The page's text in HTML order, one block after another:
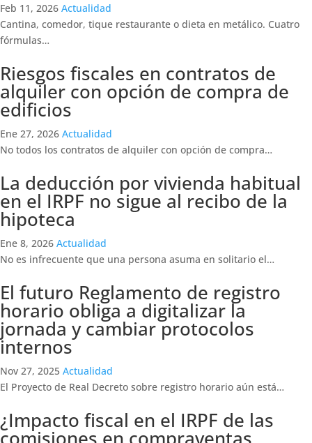
Feb 11, 2026 Actualidad
Cantina, comedor, tique restaurante o dieta en metálico. Cuatro
fórmulas…
Riesgos fiscales en contratos de
alquiler con opción de compra de
edificios
Ene 27, 2026 Actualidad
No todos los contratos de alquiler con opción de compra…
La deducción por vivienda habitual
en el IRPF no sigue al recibo de la
hipoteca
Ene 8, 2026 Actualidad
No es infrecuente que una persona asuma en solitario el…
El futuro Reglamento de registro
horario obliga a digitalizar la
jornada y cambiar protocolos
internos
Nov 27, 2025 Actualidad
El Proyecto de Real Decreto sobre registro horario aún está…
¿Impacto fiscal en el IRPF de las